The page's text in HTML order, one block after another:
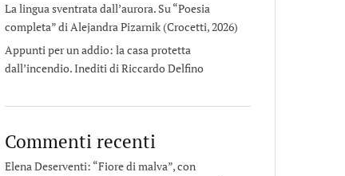
La lingua sventrata dall’aurora. Su “Poesia
completa” di Alejandra Pizarnik (Crocetti, 2026)
Appunti per un addio: la casa protetta
dall’incendio. Inediti di Riccardo Delfino
Commenti recenti
Elena Deserventi: “Fiore di malva”, con